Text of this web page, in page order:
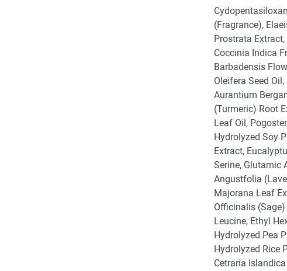
(Fragrance),
Prostrata
Coccinia Indica
Barbadensis
Oleifera Seed
Aurantium
(Turmeric) Root
Leaf Oil,
Hydrolyzed Soy
Extract,
Serine, Glutamic
Angustfolia
Majorana Leaf
Officinalis
Leucine, Ethyl
Hydrolyzed Pea
Hydrolyzed Rice
Cetraria